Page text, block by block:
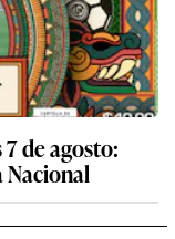
de agosto: